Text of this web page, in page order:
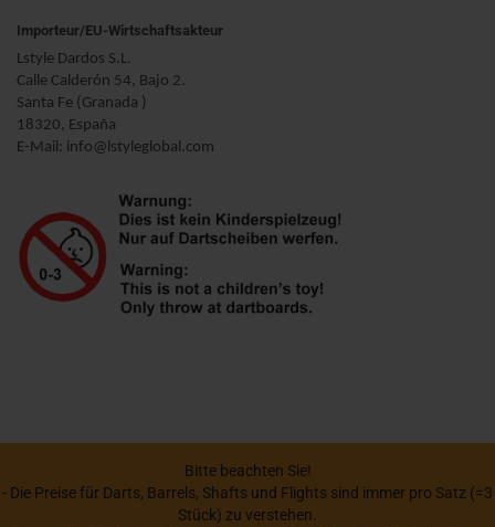
Importeur/EU-Wirtschaftsakteur
Lstyle Dardos S.L.
Calle Calderón 54, Bajo 2.
Santa Fe (Granada )
18320, España
E-Mail: info@lstyleglobal.com
Bitte beachten Sie!
- Die Preise für Darts, Barrels, Shafts und Flights sind immer pro Satz (=3
Stück) zu verstehen.